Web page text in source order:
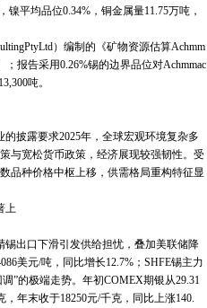
平均品位0.34%，铜金属量11.75万吨，
）编制的《矿物资源估算Achmm
；报告采用0.26%锡的边界品位对Achmmac
吨。
披露要求2025年，全球宏观环境复杂多
与宽松货币政策，经济展现较强韧性。受
品种价格中枢上移，供需格局重构特征显
上
出口下滑引发供给担忧，叠加美联储降
美元/吨，同比增长12.7%；SHFE锡主力
”的极端走势。年初COMEX期银从29.31
年末收于18250元/千克，同比上涨140.